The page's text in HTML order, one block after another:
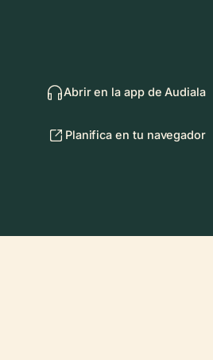
Abrir en la app de Audiala
Planifica en tu navegador